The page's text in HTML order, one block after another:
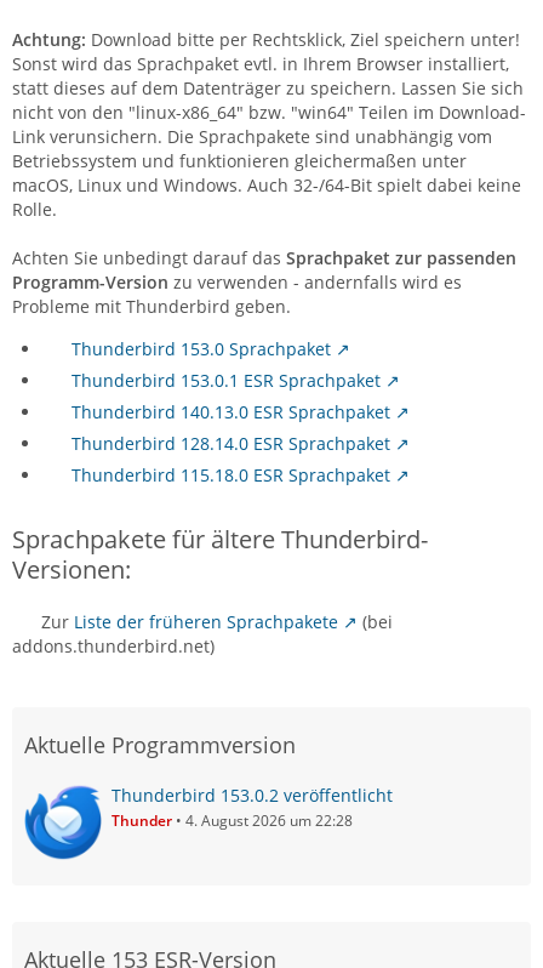
Achtung: Download bitte per Rechtsklick, Ziel speichern unter!
Sonst wird das Sprachpaket evtl. in Ihrem Browser installiert,
statt dieses auf dem Datenträger zu speichern. Lassen Sie sich
nicht von den "linux-x86_64" bzw. "win64" Teilen im Download-
Link verunsichern. Die Sprachpakete sind unabhängig vom
Betriebssystem und funktionieren gleichermaßen unter
macOS, Linux und Windows. Auch 32-/64-Bit spielt dabei keine
Rolle.
Achten Sie unbedingt darauf das Sprachpaket zur passenden
Programm-Version zu verwenden - andernfalls wird es
Probleme mit Thunderbird geben.
Thunderbird 153.0 Sprachpaket
Thunderbird 153.0.1 ESR Sprachpaket
Thunderbird 140.13.0 ESR Sprachpaket
Thunderbird 128.14.0 ESR Sprachpaket
Thunderbird 115.18.0 ESR Sprachpaket
Sprachpakete für ältere Thunderbird-
Versionen:
Zur Liste der früheren Sprachpakete
(bei
addons.thunderbird.net)
Aktuelle Programmversion
Thunderbird 153.0.2 veröffentlicht
Thunder 4. August 2026 um 22:28
Aktuelle 153 ESR-Version